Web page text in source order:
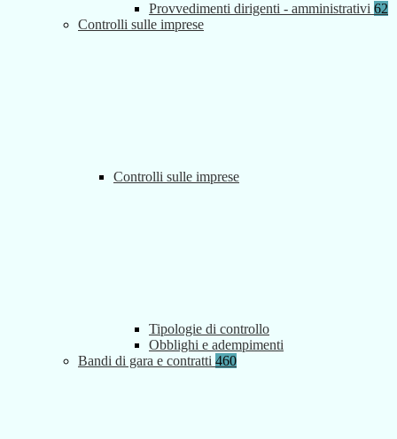
Provvedimenti dirigenti - amministrativi 62
Controlli sulle imprese
Controlli sulle imprese
Tipologie di controllo
Obblighi e adempimenti
Bandi di gara e contratti 460